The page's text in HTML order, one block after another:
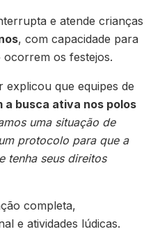
e atende crianças
, com capacidade para
ocorrem os festejos.
explicou que equipes de
a busca ativa nos polos
uma situação de
protocolo para que a
tenha seus direitos
completa,
e atividades lúdicas.